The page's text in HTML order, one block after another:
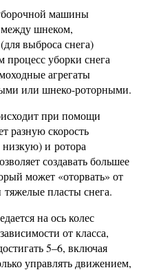
машины
между шнеком,
выброса снега)
процесс уборки снега
агрегаты
или шнеко-роторными.
при помощи
разную скорость
и ротора
создавать большее
может «оторвать» от
пласты снега.
на ось колес
от класса,
5–6, включая
управлять движением,